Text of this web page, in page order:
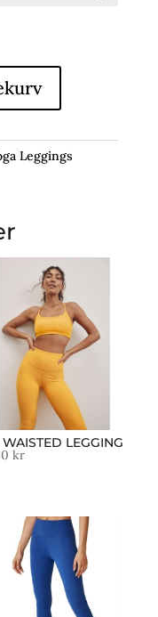
Leggings
LEGGING
kr